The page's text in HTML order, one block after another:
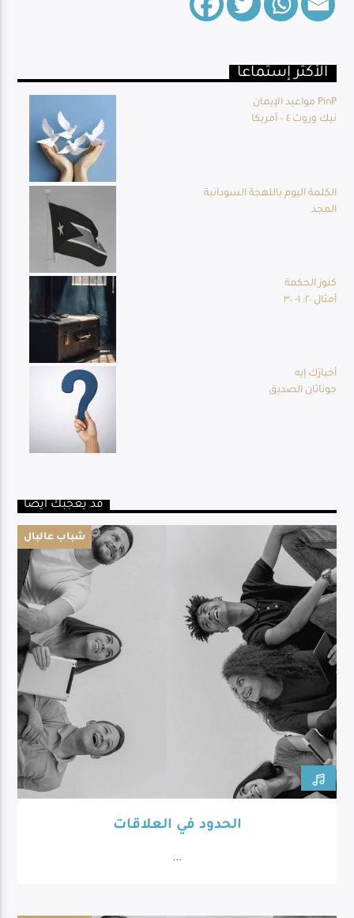
الأكثر إستماعا
مواعيد الإيمان PinP
نيك وروث ٤ – أمريكا
الكلمة اليوم باللهجة السودانية
المجد
كنوز الحكمة
أمثال ٢٠: ١- ٣٠
أخبارَك إيه
جوناثان الصديق
قد يعجبك أيضا
شباب عالبال
الحدود في العلاقات
...